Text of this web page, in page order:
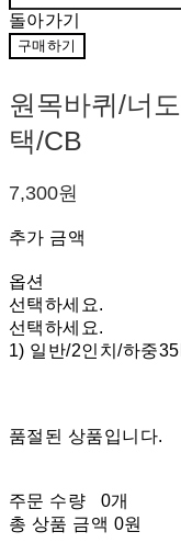
돌아가기
구매하기
원목바퀴/너
택/CB
7,300원
추가 금액
옵션
선택하세요.
선택하세요.
1) 일반/2인치/하중
품절된 상품입니다.
주문 수량
0개
총 상품 금액 0원